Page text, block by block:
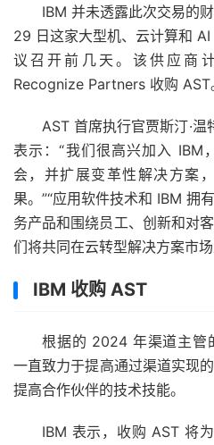
IBM 并未透露此次交易的
29 日这家大型机、云计算和
议召开前几天。该供应商
Recognize Partners 收购 AST
AST 首席执行官贾斯汀·
表示：“我们很高兴加入 IBM
会，并扩展变革性解决方案
果。”“应用软件技术和 IBM 拥
务产品和围绕员工、创新和对
们将共同在云转型解决方案市
IBM 收购 AST
根据的 2024 年渠道主管
一直致力于提高通过渠道实现
提高合作伙伴的技术技能。
IBM 表示，收购 AST 将